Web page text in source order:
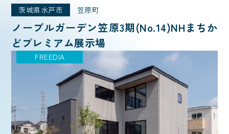
茨城県水戸市 笠原町
ノーブルガーデン笠原3期(No.14)NHまちか
どプレミアム展示場
FREEDIA